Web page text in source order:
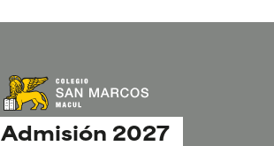
Admisión 2027